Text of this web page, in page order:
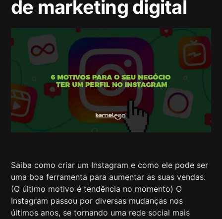
de marketing digital
Saiba como criar um Instagram e como ele pode ser
uma boa ferramenta para aumentar as suas vendas.
(O último motivo é tendência no momento) O
Instagram passou por diversas mudanças nos
últimos anos, se tornando uma rede social mais